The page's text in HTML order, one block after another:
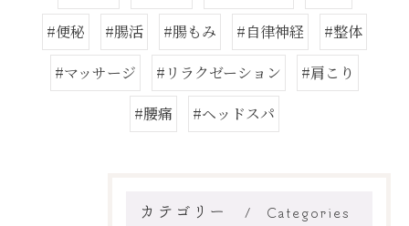
#便秘
#腸活 #腸もみ #自律神経
#整体
#マッサージ
#リラクゼーション
#肩こり
#腰痛
#ヘッドスパ
カテゴリー Categories